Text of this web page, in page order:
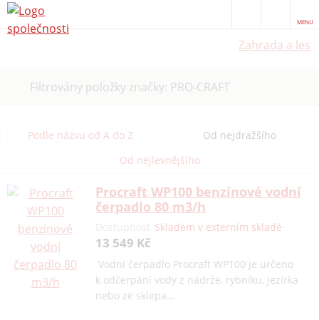
MENU
Zahrada a les
Filtrovány položky značky: PRO-CRAFT
Podle názvu od A do Z
Od nejdražšího
Od nejlevnějšího
Procraft WP100 benzínové vodní
čerpadlo 80 m3/h
Skladem v externím skladě
13 549 Kč
Vodní čerpadlo Procraft WP100 je určeno
k odčerpání vody z nádrže, rybníku, jezírka
nebo ze sklepa…